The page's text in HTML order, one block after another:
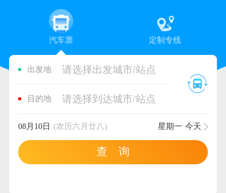
汽车票 定制专线
出发地 请选择出发城市/站点
目的地 请选择到达城市/站点
08月10日 (农历六月廿八) 星期一 今天
查 询